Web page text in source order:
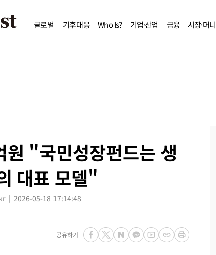
글로벌 기후대응 Who Is? 기업·산업 금융 시장·머니
원 "국민성장펀드는 생
대표 모델"
2026-05-18 17:14:48
공유하기